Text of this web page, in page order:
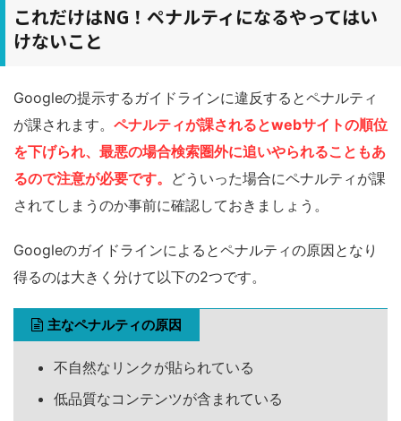
これだけはNG！ペナルティになるやってはい
けないこと
Googleの提示するガイドラインに違反するとペナルティ
が課されます。 ペナルティが課されるとwebサイトの順位
を下げられ、最悪の場合検索圏外に追いやられることもあ
るので注意が必要です。 どういった場合にペナルティが課
されてしまうのか事前に確認しておきましょう。
Googleのガイドラインによるとペナルティの原因となり
得るのは大きく分けて以下の2つです。
主なペナルティの原因
不自然なリンクが貼られている
低品質なコンテンツが含まれている